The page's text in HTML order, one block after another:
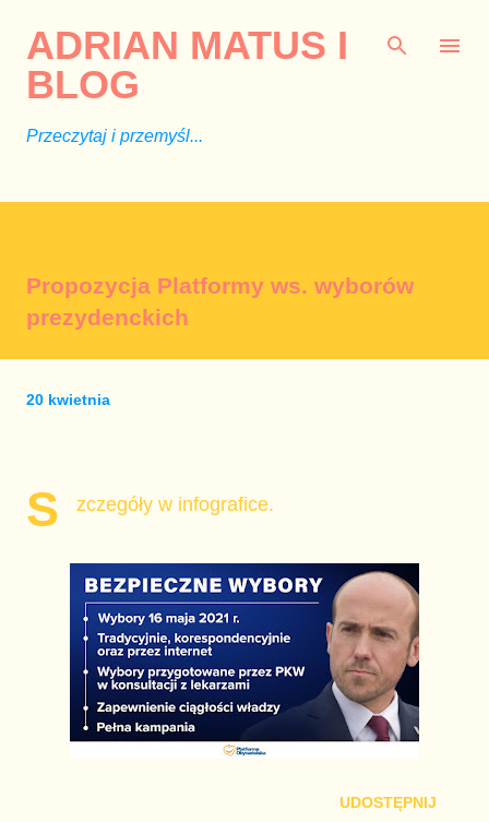
ADRIAN MATUS I
BLOG
Przeczytaj i przemyśl...
Propozycja Platformy ws. wyborów
prezydenckich
20 kwietnia
S zczegóły w infografice.
UDOSTĘPNIJ